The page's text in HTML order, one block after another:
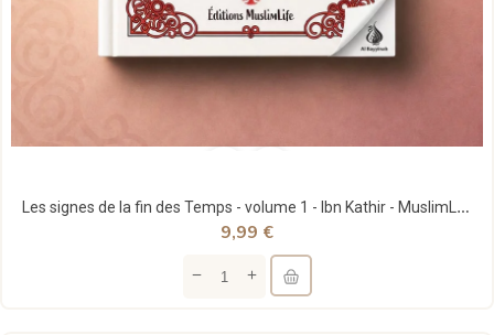
Les signes de la fin des Temps - volume 1 - Ibn Kathir - MuslimLife
9,99 €